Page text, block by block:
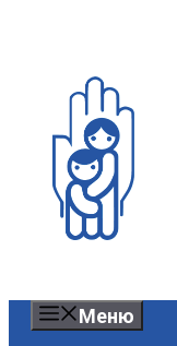
Меню